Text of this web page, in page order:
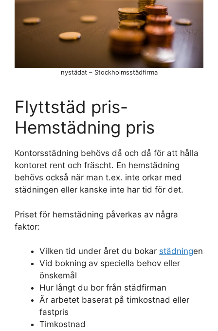
nystädat – Stockholmsstädfirma
Flyttstäd pris-
Hemstädning pris
Kontorsstädning behövs då och då för att hålla
kontoret rent och fräscht. En hemstädning
behövs också när man t.ex. inte orkar med
städningen eller kanske inte har tid för det.
Priset för hemstädning påverkas av några
faktor:
Vilken tid under året du bokar städningen
Vid bokning av speciella behov eller
önskemål
Hur långt du bor från städfirman
Är arbetet baserat på timkostnad eller
fastpris
Timkostnad